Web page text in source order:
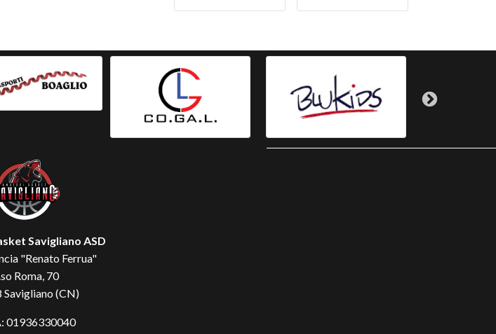
Savigliano ASD
"Renato Ferrua"
Roma, 70
Savigliano (CN)
01936330040